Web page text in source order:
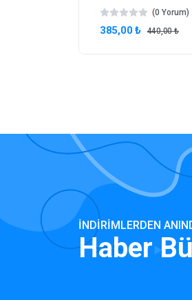
(0 Yorum)
385,00 ₺ 440,00 ₺
İNDIRIMLERDEN
Haber